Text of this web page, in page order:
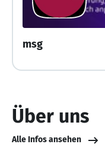
msg
Über uns
Alle Infos ansehen